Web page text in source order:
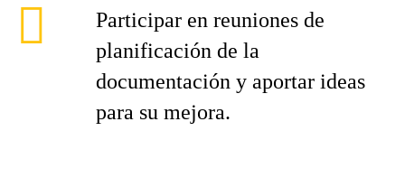
Participar en reuniones de
planificación de la
documentación y aportar ideas
para su mejora.